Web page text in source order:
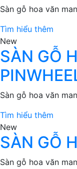
Sàn gỗ hoa văn
Tìm hiểu thêm
New
SÀN GỖ
Sàn gỗ hoa văn
Tìm hiểu thêm
New
SÀN GỖ
Sàn gỗ hoa văn